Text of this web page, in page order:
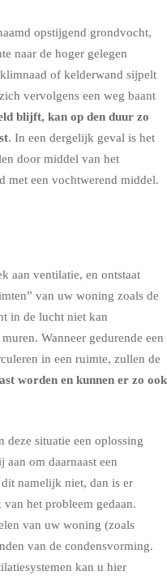
opstijgend grondvocht,
naar de hoger gelegen
of kelderwand sijpelt
vervolgens een weg baant
blijft, kan op den duur zo
. In een dergelijk geval is het
door middel van het
met een vochtwerend middel.
aan ventilatie, en ontstaat
van uw woning zoals de
in de lucht niet kan
Wanneer gedurende een
in een ruimte, zullen de
worden en kunnen er zo ook
deze situatie een oplossing
om daarnaast een
namelijk niet, dan is er
het probleem gedaan.
van uw woning (zoals
van de condensvorming.
kan u hier